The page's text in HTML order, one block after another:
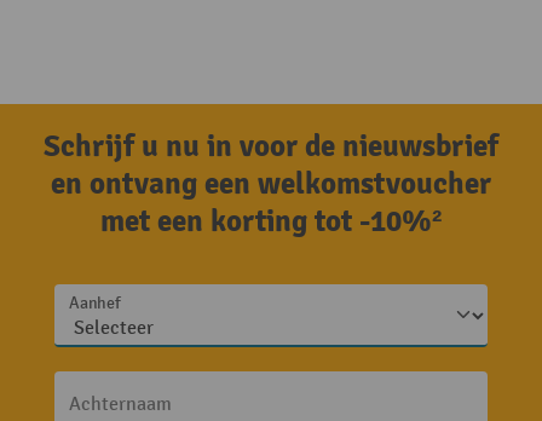
Schrijf u nu in voor de nieuwsbrief
en ontvang een welkomstvoucher
met een korting tot -10%²
Aanhef
Achternaam